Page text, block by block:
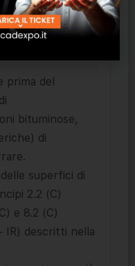
plinti, piscine,
irrigazione,
e
prima del
bituminose,
di
superfici di
2.2 (C)
e 8.2 (C)
IR) descritti nella